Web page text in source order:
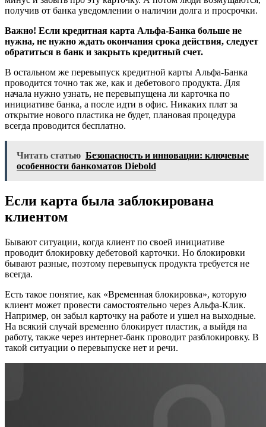
получив от банка уведомлении о наличии долга и просрочки.
Важно! Если кредитная карта Альфа-Банка больше не
нужна, не нужно ждать окончания срока действия, следует
обратиться в банк и закрыть кредитный счет.
В остальном же перевыпуск кредитной карты Альфа-Банка
проводится точно так же, как и дебетового продукта. Для
начала нужно узнать, не перевыпущена ли карточка по
инициативе банка, а после идти в офис. Никаких плат за
открытие нового пластика не будет, плановая процедура
всегда проводится бесплатно.
Читать статью Безопасность и инновации: ключевые
особенности банкоматов Diebold
Если карта была заблокирована
клиентом
Бывают ситуации, когда клиент по своей инициативе
проводит блокировку дебетовой карточки. Но блокировки
бывают разные, поэтому перевыпуск продукта требуется не
всегда.
Есть такое понятие, как «Временная блокировка», которую
клиент может провести самостоятельно через Альфа-Клик.
Например, он забыл карточку на работе и ушел на выходные.
На всякий случай временно блокирует пластик, а выйдя на
работу, также через интернет-банк проводит разблокировку. В
такой ситуации о перевыпуске нет и речи.